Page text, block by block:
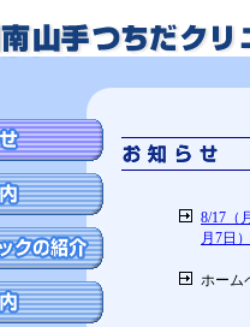
8/17（
月7日）
ホーム